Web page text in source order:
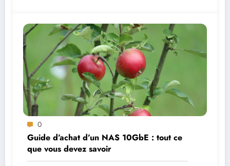
0
Guide d’achat d’un NAS 10GbE : tout ce
que vous devez savoir